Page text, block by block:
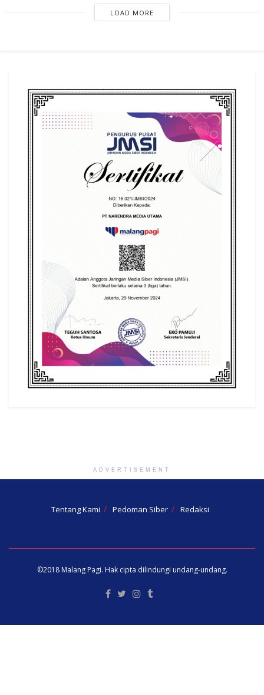
LOAD MORE
ADVERTISEMENT
Tentang Kami Pedoman Siber Redaksi
©2018 Malang Pagi. Hak cipta dilindungi undang-undang.